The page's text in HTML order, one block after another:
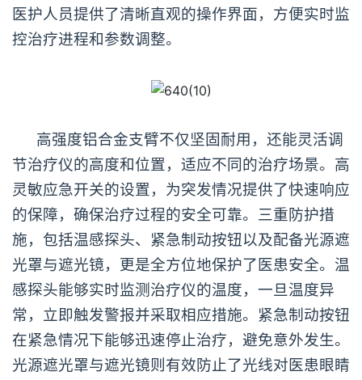
医护人员提供了清晰直观的操作界面，方便实时监
控治疗进程和参数调整。
高强度铝合金支臂不仅坚固耐用，还能灵活调
节治疗仪的高度和位置，适应不同的治疗场景。高
灵敏应急开关的设置，为突发情况提供了快速响应
的保障，确保治疗过程的安全可靠。三重防护措
施，包括温感探头、紧急制动按钮以及配备光源遮
光罩与遮光镜，更是全方位地保护了医患安全。温
感探头能够实时监测治疗仪的温度，一旦温度异
常，立即触发警报并采取相应措施。紧急制动按钮
在紧急情况下能够迅速停止治疗，避免意外发生。
光源遮光罩与遮光镜则有效防止了光线对医患眼睛